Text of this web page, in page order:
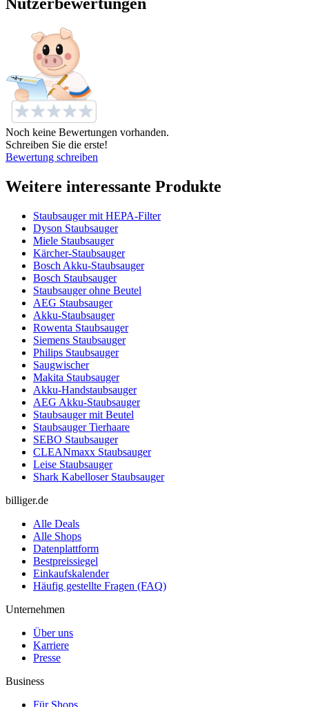
Nutzerbewertungen
Noch keine Bewertungen vorhanden.
Schreiben Sie die erste!
Bewertung schreiben
Weitere interessante Produkte
Staubsauger mit HEPA-Filter
Dyson Staubsauger
Miele Staubsauger
Kärcher-Staubsauger
Bosch Akku-Staubsauger
Bosch Staubsauger
Staubsauger ohne Beutel
AEG Staubsauger
Akku-Staubsauger
Rowenta Staubsauger
Siemens Staubsauger
Philips Staubsauger
Saugwischer
Makita Staubsauger
Akku-Handstaubsauger
AEG Akku-Staubsauger
Staubsauger mit Beutel
Staubsauger Tierhaare
SEBO Staubsauger
CLEANmaxx Staubsauger
Leise Staubsauger
Shark Kabelloser Staubsauger
billiger.de
Alle Deals
Alle Shops
Datenplattform
Bestpreissiegel
Einkaufskalender
Häufig gestellte Fragen (FAQ)
Unternehmen
Über uns
Karriere
Presse
Business
Für Shops